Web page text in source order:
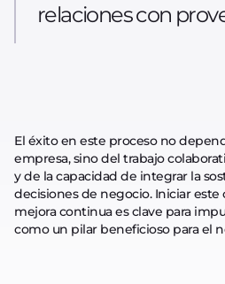
relaciones con
El éxito en este proceso no
empresa, sino del trabajo
y de la capacidad de integrar la
decisiones de negocio. Iniciar
mejora continua es clave para
como un pilar beneficioso para el